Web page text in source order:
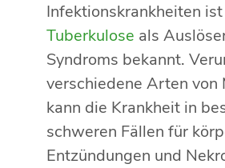
Infektionskrankheiten
Tuberkulose als
Syndroms bekannt.
verschiedene Arten von
kann die Krankheit in
schweren Fällen für
Entzündungen und